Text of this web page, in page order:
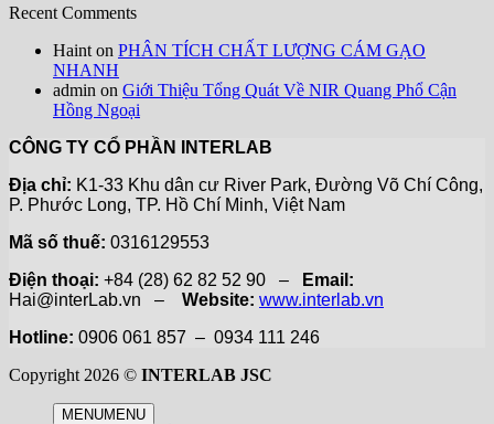
Recent Comments
Haint on PHÂN TÍCH CHẤT LƯỢNG CÁM GẠO
NHANH
admin on Giới Thiệu Tổng Quát Về NIR Quang Phổ Cận
Hồng Ngoại
CÔNG TY CỔ PHẦN INTERLAB
Địa chỉ: K1-33 Khu dân cư River Park, Đường Võ Chí Công,
P. Phước Long, TP. Hồ Chí Minh, Việt Nam
Mã số thuế: 0316129553
Điện thoại: +84 (28) 62 82 52 90 –
Email:
Hai@interLab.vn – Website: www.interlab.vn
Hotline: 0906 061 857 – 0934 111 246
Copyright 2026 © INTERLAB JSC
MENUMENU